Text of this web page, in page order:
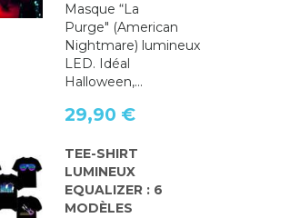
Masque “La
Purge" (American
Nightmare) lumineux
LED. Idéal
Halloween,...
29,90 €
TEE-SHIRT
LUMINEUX
EQUALIZER : 6
MODÈLES